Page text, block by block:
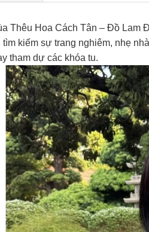
Thêu Hoa Cách Tân – Đồ Lam
kiếm sự trang nghiêm, nhẹ
tham dự các khóa tu.